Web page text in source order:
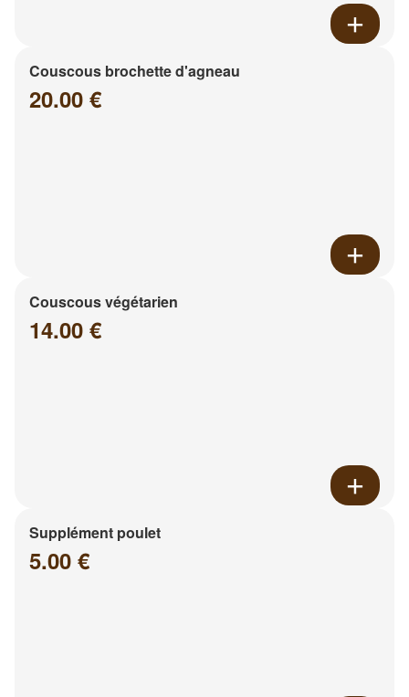
Couscous brochette d'agneau
20.00 €
Couscous végétarien
14.00 €
Supplément poulet
5.00 €